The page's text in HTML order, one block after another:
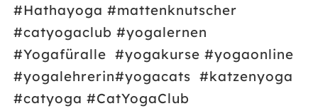
#Hathayoga #mattenknutscher
#catyogaclub #yogalernen
#Yogafüralle #yogakurse #yogaonline
#yogalehrerin#yogacats #katzenyoga
#catyoga #CatYogaClub